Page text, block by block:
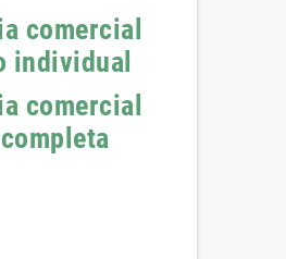
comercial
individual
comercial